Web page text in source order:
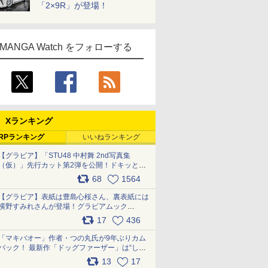
「2×9R」が登場！
MANGA Watch をフォローする
Xランキング
ランキング いいねランキング
グラビア】「STU48 中村舞 2nd写真集
仮）」先行カット第2弾を公開！ドキッとす
ランジェリーカットなど新たな挑戦
68 1564
グラビア】表紙は豊島心桜さん、裏表紙には
野すみれさんが登場！グラビアムック
PARADE」2026夏号が本日発売
17 436
マキバオー」作者・つの丸氏が9年ぶりカム
ック！ 最新作「ドッグファーザー」は“しゃ
らない動物”とのリアルな暮らしを描く 「も
13 17